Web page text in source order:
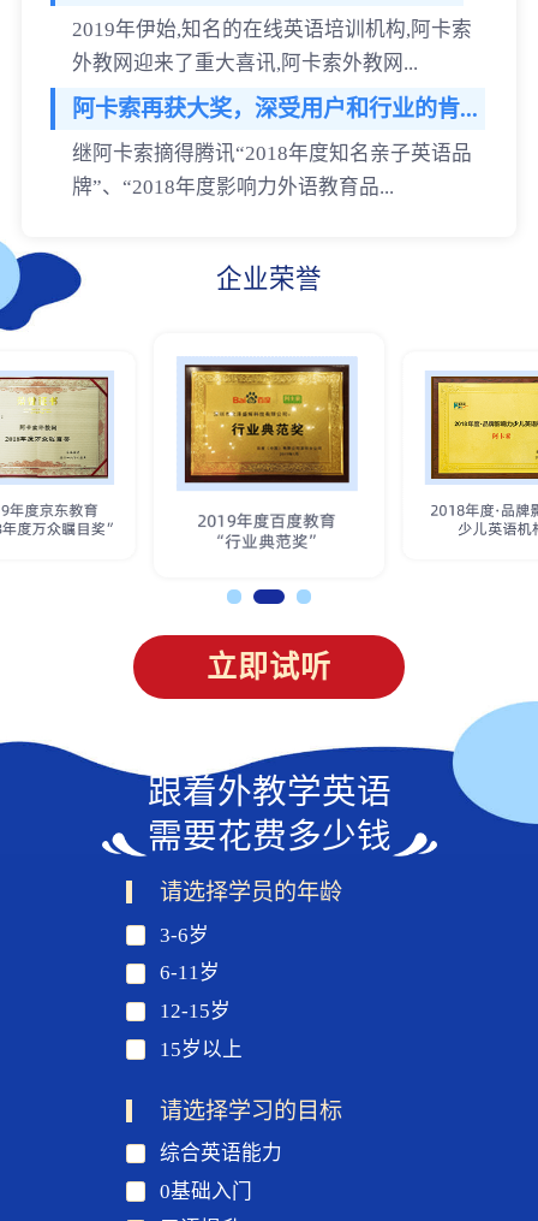
2019年伊始,知名的在线英语培训机构,阿卡索
外教网迎来了重大喜讯,阿卡索外教网...
阿卡索再获大奖，深受用户和行业的肯...
继阿卡索摘得腾讯“2018年度知名亲子英语品
牌”、“2018年度影响力外语教育品...
企业荣誉
立即试听
跟着外教学英语
需要花费多少钱
请选择学员的年龄
3-6岁
6-11岁
12-15岁
15岁以上
请选择学习的目标
综合英语能力
0基础入门